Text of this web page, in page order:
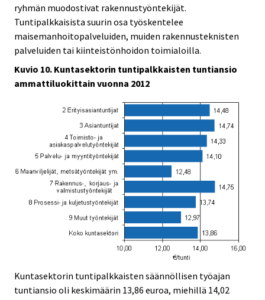
ryhmän muodostivat rakennustyöntekijät.
Tuntipalkkaisista suurin osa työskentelee
maisemanhoitopalveluiden, muiden rakennusteknisten
palveluiden tai kiinteistönhoidon toimialoilla.
Kuvio 10. Kuntasektorin tuntipalkkaisten tuntiansio
ammattiluokittain vuonna 2012
Kuntasektorin tuntipalkkaisten säännöllisen työajan
tuntiansio oli keskimäärin 13,86 euroa, miehillä 14,02